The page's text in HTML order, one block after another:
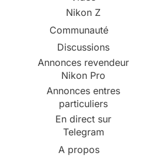
Nikon Z
Communauté
Discussions
Annonces revendeur
Nikon Pro
Annonces entres
particuliers
En direct sur
Telegram
A propos